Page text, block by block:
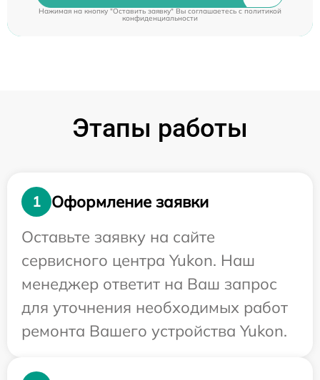
Нажимая на кнопку "Оставить заявку" Вы соглашаетесь cполитикой
конфиденциальности
Этапы работы
1
Оформление заявки
Оставьте заявку на сайте
сервисного центра Yukon. Наш
менеджер ответит на Ваш запрос
для уточнения необходимых работ
ремонта Вашего устройства Yukon.